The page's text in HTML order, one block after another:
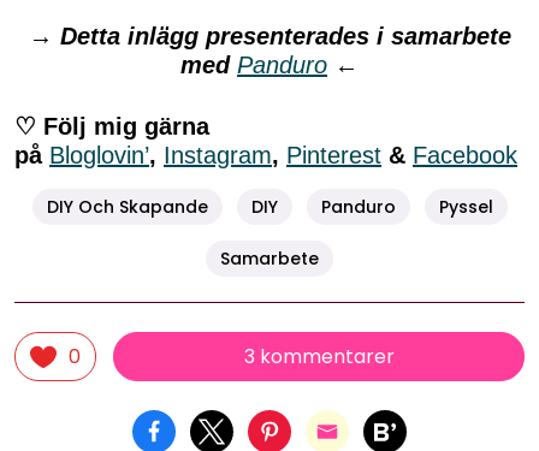
→ Detta inlägg presenterades i samarbete
med Panduro ←
♡ Följ mig gärna
på Bloglovin’, Instagram, Pinterest & Facebook
DIY Och Skapande DIY Panduro Pyssel
Samarbete
0 3 kommentarer